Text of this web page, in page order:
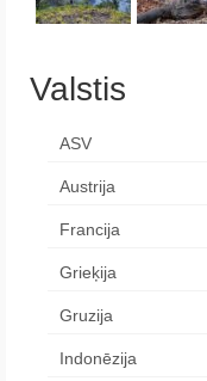
Valstis
ASV
Austrija
Francija
Grieķija
Gruzija
Indonēzija